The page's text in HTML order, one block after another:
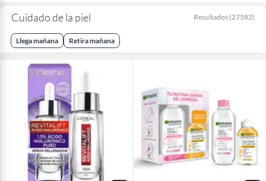
Cuidado de la piel Resultados (27582)
Llega mañana Retira mañana